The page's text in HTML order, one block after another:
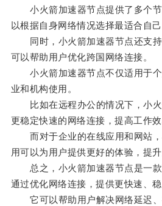
小火箭加速器节点提供了多个节
以根据自身网络情况选择最适合自己
同时，小火箭加速器节点还支持
可以帮助用户优化跨国网络连接。
小火箭加速器节点不仅适用于个
业和机构使用。
比如在远程办公的情况下，小火
更稳定快速的网络连接，提高工作效
而对于企业的在线应用和网站，
用可以为用户提供更好的体验，提升
总之，小火箭加速器节点是一款
通过优化网络连接，提供更快速、稳
它可以帮助用户解决网络延迟、